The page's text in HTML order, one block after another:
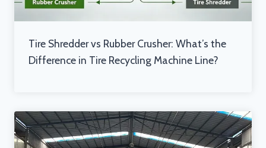
Tire Shredder vs Rubber Crusher: What’s the
Difference in Tire Recycling Machine Line?